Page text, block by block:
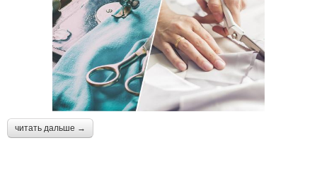
читать дальше →